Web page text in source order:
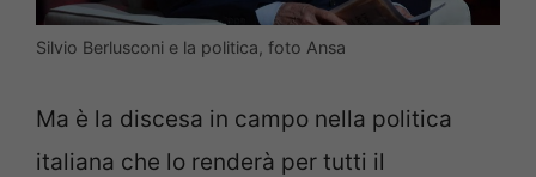
Silvio Berlusconi e la politica, foto Ansa
Ma è la discesa in campo nella politica
italiana che lo renderà per tutti il